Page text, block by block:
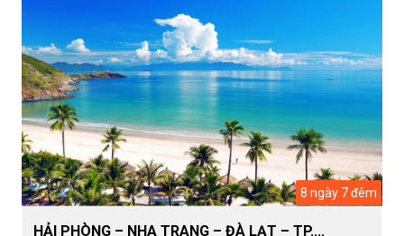
8 ngày 7 đêm
HẢI PHÒNG – NHA TRANG – ĐÀ LẠT – TP....